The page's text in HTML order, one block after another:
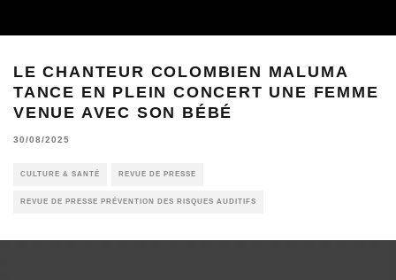
LE CHANTEUR COLOMBIEN MALUMA
TANCE EN PLEIN CONCERT UNE FEMME
VENUE AVEC SON BÉBÉ
30/08/2025
CULTURE & SANTÉ REVUE DE PRESSE
REVUE DE PRESSE PRÉVENTION DES RISQUES AUDITIFS